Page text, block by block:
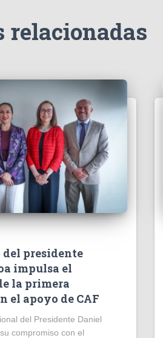
relacionadas
del presidente
impulsa el
la primera
el apoyo de CAF
del Presidente Daniel
compromiso con el